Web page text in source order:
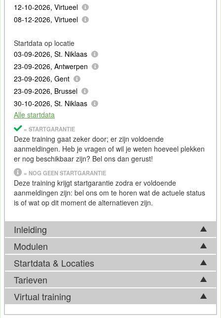
12-10-2026, Virtueel
08-12-2026, Virtueel
Startdata op locatie
03-09-2026, St. Niklaas
23-09-2026, Antwerpen
23-09-2026, Gent
23-09-2026, Brussel
30-10-2026, St. Niklaas
Alle startdata
= STARTGARANTIE
Deze training gaat zeker door; er zijn voldoende
aanmeldingen. Heb je vragen of wil je weten hoeveel plekken
er nog beschikbaar zijn? Bel ons dan gerust!
= NOG GEEN STARTGARANTIE
Deze training krijgt startgarantie zodra er voldoende
aanmeldingen zijn: bel ons om te horen wat de actuele status
is of wat op dit moment de alternatieven zijn.
Inleiding
Wil je leren hoe je data-integratieprocessen binnen Azure
beheersbaar en schaalbaar opzet met Azure Data Factory?
In deze training werk je aan het ontwerpen, automatiseren en
beheren van pipelines voor data-ingestie, transformaties en
gegevensverwerking binnen Azure-omgevingen. Je leert
databronnen koppelen,
Modulen
Tijdens de Training Azure Data Factory komen in basis
onderstaande onderwerpen aan bod. Afhankelijk van
ontwikkelingen op het vakgebied, kan de feitelijke
trainingsinhoud hier echter van afwijken. Bel ons gerust voor
meer informatie over de actuele inhoud.
Startdata & Locaties
Kies uit 5 locatie(s) in België. Ook beschikbaar in
Apeldoorn.
Tarieven
Tarief
Virtual training